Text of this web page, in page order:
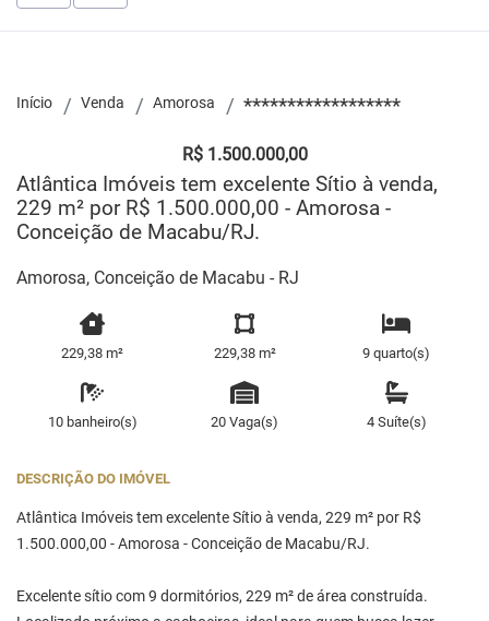
Início Venda Amorosa ******************
R$ 1.500.000,00
Atlântica Imóveis tem excelente Sítio à venda,
229 m² por R$ 1.500.000,00 - Amorosa -
Conceição de Macabu/RJ.
Amorosa, Conceição de Macabu - RJ
229,38 m² 229,38 m² 9 quarto(s)
10 banheiro(s) 20 Vaga(s) 4 Suíte(s)
DESCRIÇÃO DO IMÓVEL
Atlântica Imóveis tem excelente Sítio à venda, 229 m² por R$
1.500.000,00 - Amorosa - Conceição de Macabu/RJ.
Excelente sítio com 9 dormitórios, 229 m² de área construída.